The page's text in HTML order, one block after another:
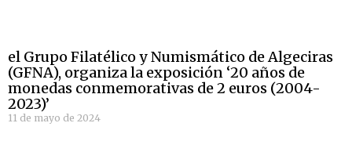
el Grupo Filatélico y Numismático de Algeciras
(GFNA), organiza la exposición ‘20 años de
monedas conmemorativas de 2 euros (2004-
2023)’
11 de mayo de 2024